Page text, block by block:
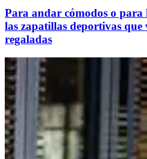
Para andar cómodos o
las zapatillas deportivas que
regaladas